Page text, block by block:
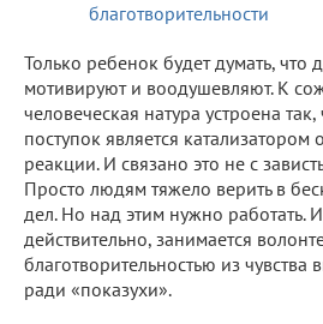
Только ребенок будет думать, что
мотивируют и воодушевляют. К
человеческая натура устроена
поступок является катализатором
реакции. И связано это не с
Просто людям тяжело верить в
дел. Но над этим нужно работать. И
действительно, занимается
благотворительностью из чувства
ради «показухи».